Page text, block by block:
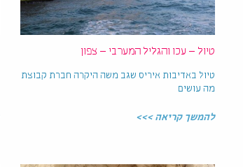
טיול – עכו והגליל המערבי – צפון
טיול באדיבות איריס שגב משה היקרה חברת קבוצת
מה עושים
להמשך קריאה >>>